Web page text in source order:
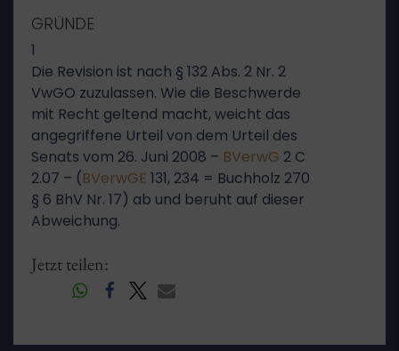
GRÜNDE
1
Die Revision ist nach § 132 Abs. 2 Nr. 2
VwGO zuzulassen. Wie die Beschwerde
mit Recht geltend macht, weicht das
angegriffene Urteil von dem Urteil des
Senats vom 26. Juni 2008 – BVerwG 2 C
2.07 – (BVerwGE 131, 234 = Buchholz 270
§ 6 BhV Nr. 17) ab und beruht auf dieser
Abweichung.
Jetzt teilen: